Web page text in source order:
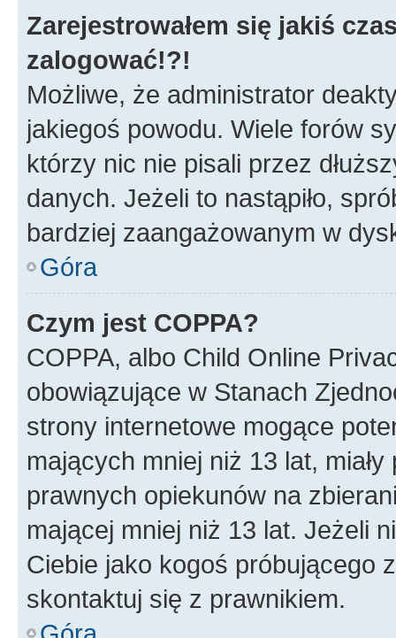
Zarejestrowałem się jakiś
zalogować!?!
Możliwe, że administrator
jakiegoś powodu. Wiele forów
którzy nic nie pisali przez
danych. Jeżeli to nastąpiło,
bardziej zaangażowanym w
Góra
Czym jest COPPA?
COPPA, albo Child Online
obowiązujące w Stanach
strony internetowe mogące
mających mniej niż 13 lat,
prawnych opiekunów na
mającej mniej niż 13 lat. Jeżeli
Ciebie jako kogoś próbującego
skontaktuj się z prawnikiem.